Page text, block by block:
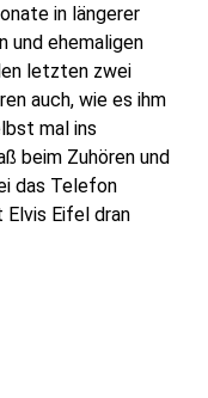
in längerer
und ehemaligen
letzten zwei
auch, wie es ihm
mal ins
beim Zuhören und
das Telefon
Elvis Eifel dran